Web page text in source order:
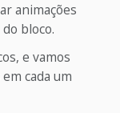
animações
bloco.
e vamos
cada um